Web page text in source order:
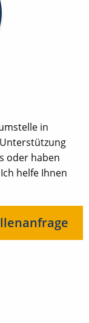
in
oder haben
helfe Ihnen